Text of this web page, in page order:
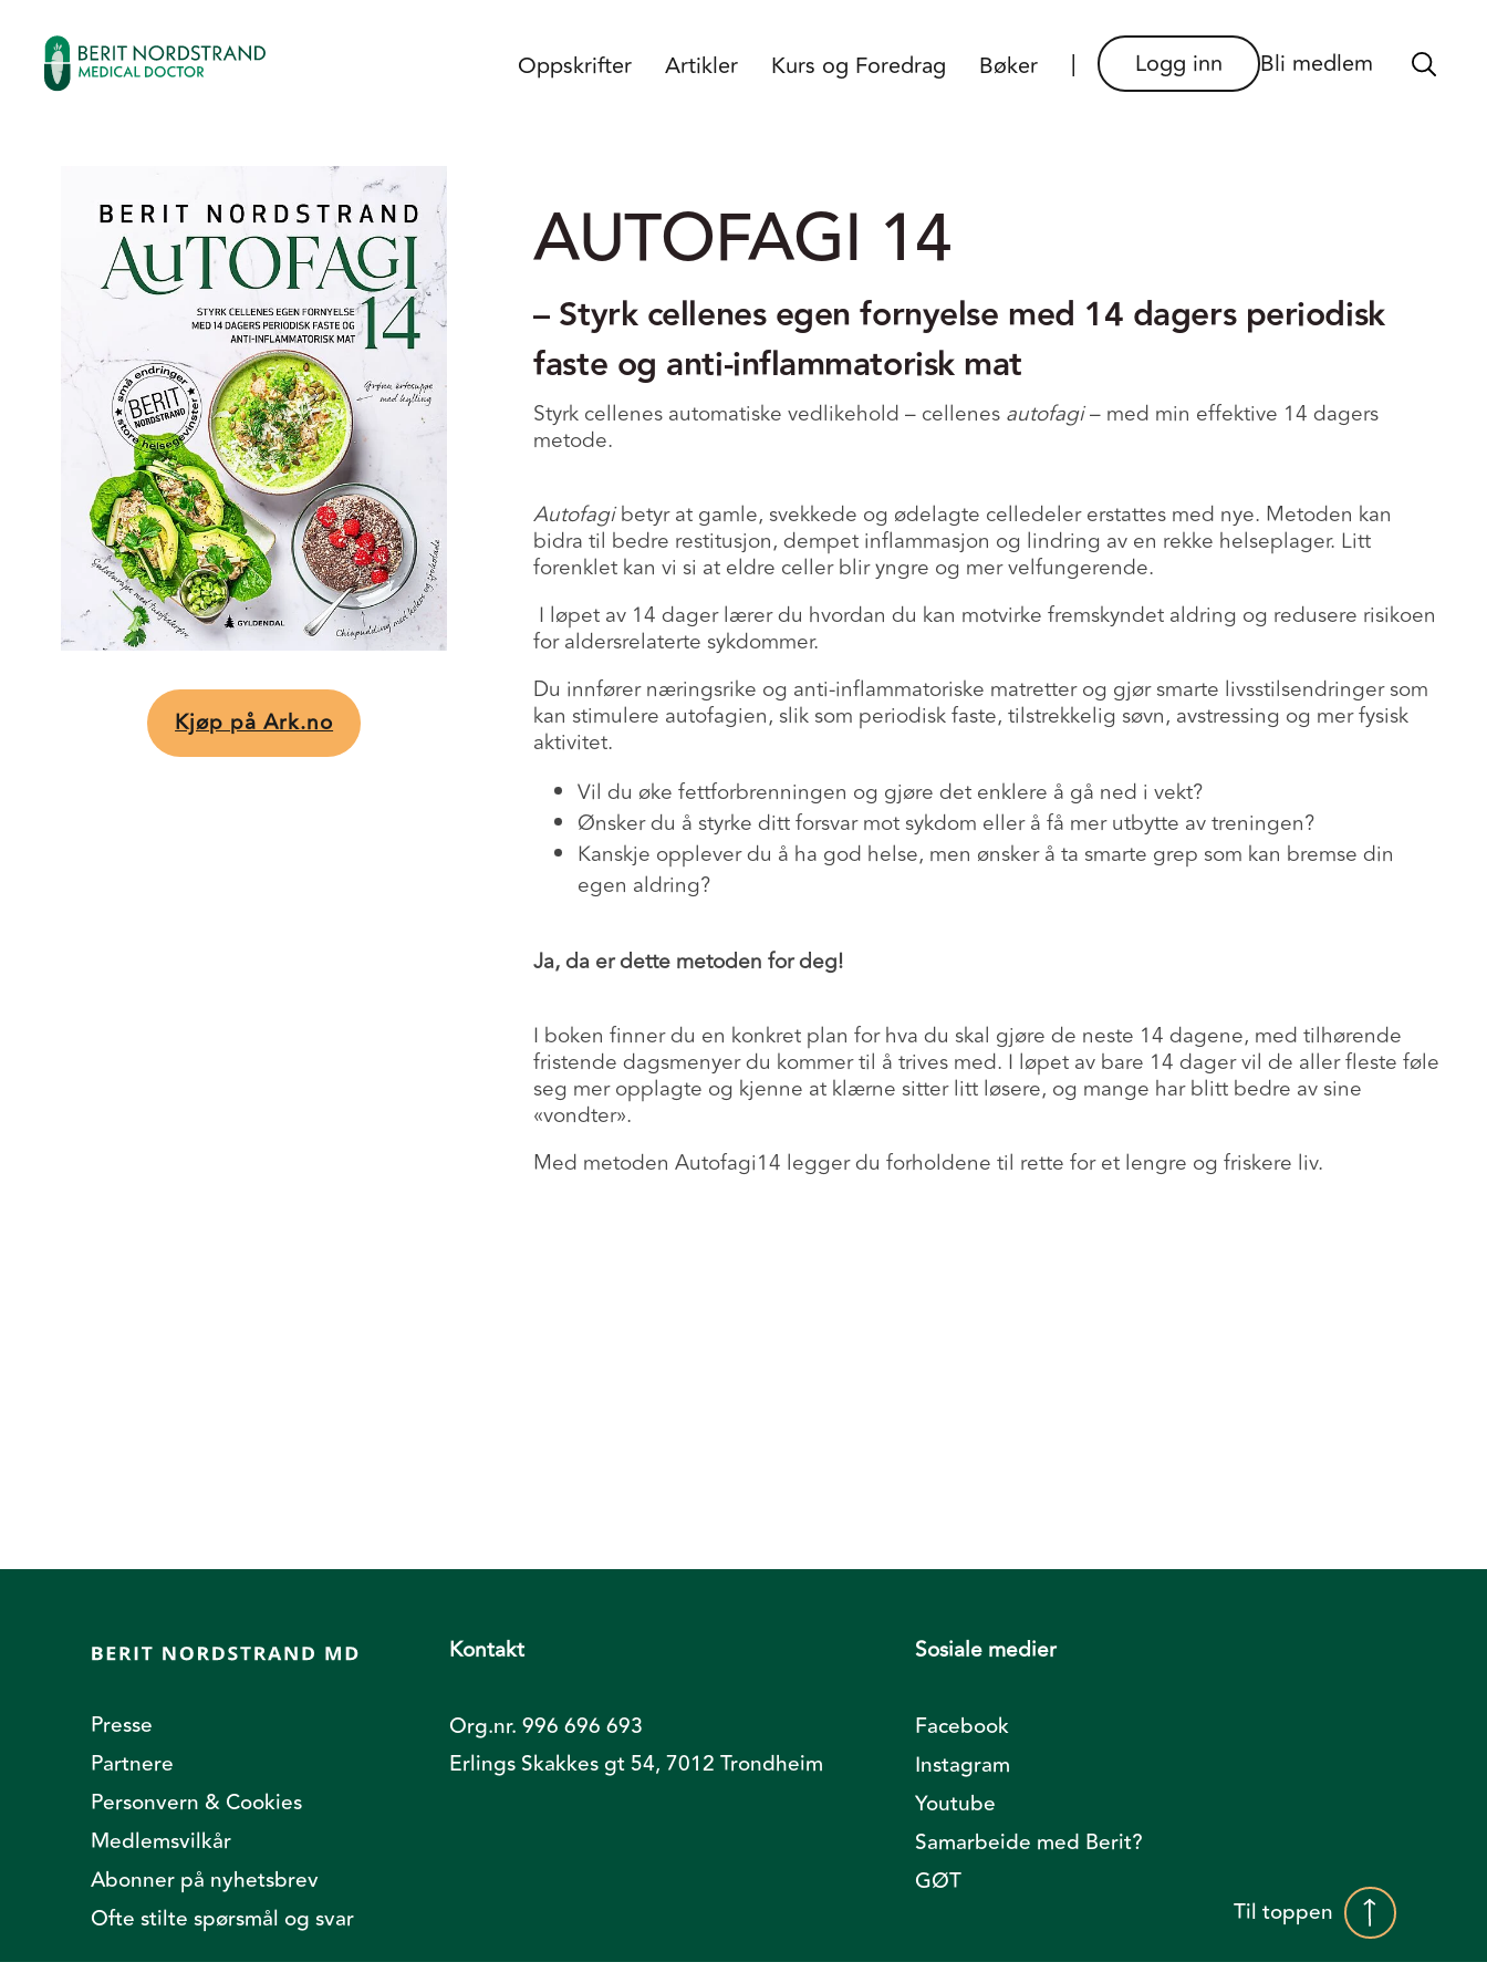
Oppskrifter Artikler Kurs og Foredrag Bøker Logg inn Bli medlem ×
Kjøp på Ark.no
AUTOFAGI 14
– Styrk cellenes egen fornyelse med 14 dagers periodisk
faste og anti-inflammatorisk mat
Styrk cellenes automatiske vedlikehold – cellenes autofagi– med min effektive 14 dagers
metode.
Autofagibetyr at gamle, svekkede og ødelagte celledeler erstattes med nye. Metoden kan
bidra til bedre restitusjon, dempet inflammasjon og lindring av en rekke helseplager. Litt
forenklet kan vi si at eldre celler blir yngre og mer velfungerende.
I løpet av 14 dager lærer du hvordan du kan motvirke fremskyndet aldring og redusere risikoen
for aldersrelaterte sykdommer.
Du innfører næringsrike og anti-inflammatoriske matretter og gjør smarte livsstilsendringer som
kan stimulere autofagien, slik som periodisk faste, tilstrekkelig søvn, avstressing og mer fysisk
aktivitet.
Vil du øke fettforbrenningen og gjøre det enklere å gå ned i vekt?
Ønsker du å styrke ditt forsvar mot sykdom eller å få mer utbytte av treningen?
Kanskje opplever du å ha god helse, men ønsker å ta smarte grep som kan bremse din
egen aldring?
Ja, da er dette metoden for deg!
I boken finner du en konkret plan for hva du skal gjøre de neste 14 dagene, med tilhørende
fristende dagsmenyer du kommer til å trives med. I løpet av bare 14 dager vil de aller fleste føle
seg mer opplagte og kjenne at klærne sitter litt løsere, og mange har blitt bedre av sine
«vondter».
Med metoden Autofagi14 legger du forholdene til rette for et lengre og friskere liv.
Presse
Partnere
Personvern & Cookies
Medlemsvilkår
Abonner på nyhetsbrev
Ofte stilte spørsmål og svar
Kontakt
Org.nr. 996 696 693
Erlings Skakkes gt 54, 7012 Trondheim
Sosiale medier
Facebook
Instagram
Youtube
Samarbeide med Berit?
GØT
Til toppen